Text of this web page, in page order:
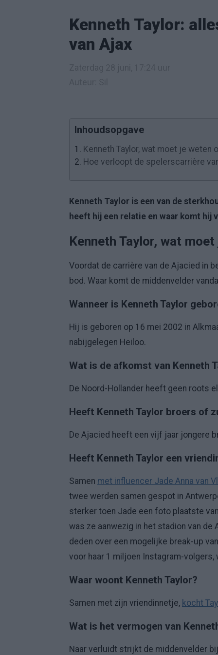
Kenneth Taylor:
van Ajax
Inhoudsopgave
1. Kenneth Taylor, wat moet je weten
2. Hoe verloopt de spelerscarrière
Kenneth Taylor is een van de
heeft hij een relatie en waar komt hij
Kenneth Taylor, wat
Voordat de carrière van de Ajacied in
bod. Waar komt de middenvelder
Wanneer is Kenneth Taylor
Hij is geboren op 16 mei 2002 in
nabijgelegen Heiloo.
Wat is de afkomst van Kenneth
De Noord-Hollander heeft geen roots
Heeft Kenneth Taylor broers of
De Ajacied heeft een vijf jaar jongere
Heeft Kenneth Taylor een
Samen met influencer Jade Anna van
twee werden samen gespot in
sterker toen Jade een foto plaatste
was ze aanwezig in het stadion van
deden over een mogelijke break-up
voor haar 1 miljoen Instagram-
Waar woont Kenneth Taylor?
Samen met zijn vriendinnetje, kocht
Wat is het vermogen van
Naar verluidt strijkt de middenvelder